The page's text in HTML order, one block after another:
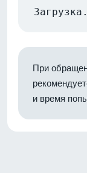
При
и время